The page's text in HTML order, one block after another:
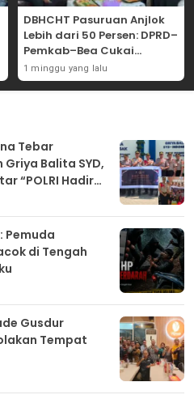
DBHCHT Pasuruan Anjlok
Lebih dari 50 Persen: DPRD–
Pemkab–Bea Cukai
Perkuat Perang Melawan
Peredaran Rokok Ilegal
1 minggu yang lalu
Tebar
Balita SYD,
“POLRI Hadir
Pemuda
di Tengah
Gusdur
Tempat